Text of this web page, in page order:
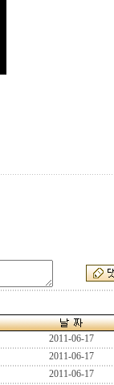
2011-06-17
2011-06-17
2011-06-17